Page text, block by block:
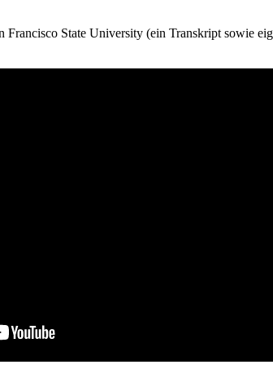
State University (ein Transkript sowie